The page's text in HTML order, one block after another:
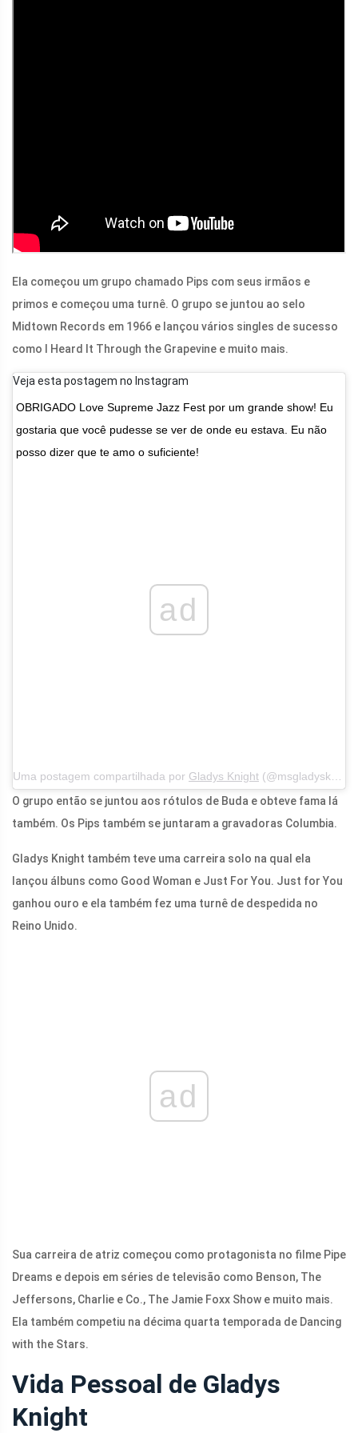
Ela começou um grupo chamado Pips com seus irmãos e
primos e começou uma turnê. O grupo se juntou ao selo
Midtown Records em 1966 e lançou vários singles de sucesso
como I Heard It Through the Grapevine e muito mais.
Veja esta postagem no Instagram
OBRIGADO Love Supreme Jazz Fest por um grande show! Eu
gostaria que você pudesse se ver de onde eu estava. Eu não
posso dizer que te amo o suficiente!
ad
Uma postagem compartilhada por Gladys Knight (@msgladysknight) em 6 de julho de 2019 às 19h09 PDT
O grupo então se juntou aos rótulos de Buda e obteve fama lá
também. Os Pips também se juntaram a gravadoras Columbia.
Gladys Knight também teve uma carreira solo na qual ela
lançou álbuns como Good Woman e Just For You. Just for You
ganhou ouro e ela também fez uma turnê de despedida no
Reino Unido.
ad
Sua carreira de atriz começou como protagonista no filme Pipe
Dreams e depois em séries de televisão como Benson, The
Jeffersons, Charlie e Co., The Jamie Foxx Show e muito mais.
Ela também competiu na décima quarta temporada de Dancing
with the Stars.
Vida Pessoal de Gladys
Knight